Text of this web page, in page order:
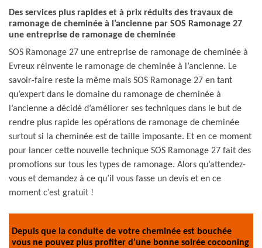
Des services plus rapides et à prix réduits des travaux de
ramonage de cheminée à l’ancienne par SOS Ramonage 27
une entreprise de ramonage de cheminée
SOS Ramonage 27 une entreprise de ramonage de cheminée à
Evreux réinvente le ramonage de cheminée à l’ancienne. Le
savoir-faire reste la même mais SOS Ramonage 27 en tant
qu’expert dans le domaine du ramonage de cheminée à
l’ancienne a décidé d’améliorer ses techniques dans le but de
rendre plus rapide les opérations de ramonage de cheminée
surtout si la cheminée est de taille imposante. Et en ce moment
pour lancer cette nouvelle technique SOS Ramonage 27 fait des
promotions sur tous les types de ramonage. Alors qu’attendez-
vous et demandez à ce qu’il vous fasse un devis et en ce
moment c’est gratuit !
Depuis que la conduite de votre cheminée est bouchée
vous ne pouvez plus profiter d’une bonne soirée cocooning